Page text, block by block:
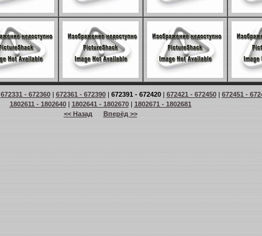
672331 - 672360| 672361 - 672390| 672391 - 672420| 672421 - 672450| 672451 -
1802611 - 1802640| 1802641 - 1802670| 1802671 - 1802681
<< Назад
Вперёд >>